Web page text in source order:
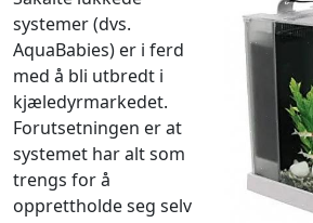
systemer (dvs.
AquaBabies) er i ferd
med å bli utbredt i
kjæledyrmarkedet.
Forutsetningen er at
systemet har alt som
trengs for å
opprettholde seg selv